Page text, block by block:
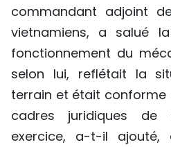
commandant adjoint
vietnamiens, a salué
fonctionnement du
selon lui, reflétait la
terrain et était conforme
cadres juridiques de
exercice, a-t-il